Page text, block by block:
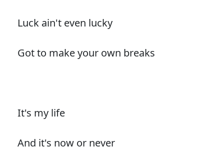
Luck ain't even lucky
Got to make your own breaks
It's my life
And it's now or never